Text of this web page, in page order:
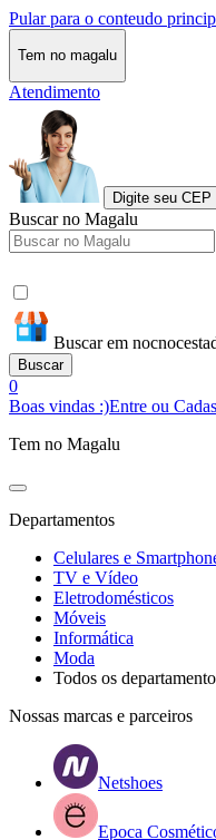
Pular para o conteudo
Tem no magalu
Atendimento
Digite seu CEP
Buscar no Magalu
Buscar em
Buscar
0
Boas vindas :)Entre ou
Tem no Magalu
Departamentos
Celulares e
TV e Vídeo
Eletrodomésticos
Móveis
Informática
Moda
Todos os
Nossas marcas e parceiros
Netshoes
Epoca